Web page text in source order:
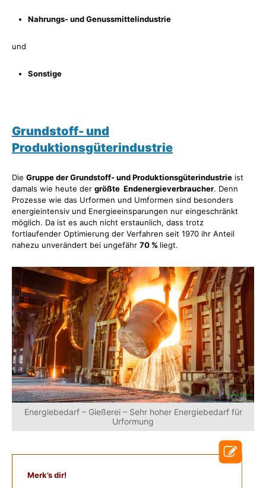
Nahrungs- und Genussmittelindustrie
und
Sonstige
Grundstoff- und
Produktionsgüterindustrie
Die Gruppe der Grundstoff- und Produktionsgüterindustrie ist
damals wie heute der größte Endenergieverbraucher. Denn
Prozesse wie das Urformen und Umformen sind besonders
energieintensiv und Energieeinsparungen nur eingeschränkt
möglich. Da ist es auch nicht erstaunlich, dass trotz
fortlaufender Optimierung der Verfahren seit 1970 ihr Anteil
nahezu unverändert bei ungefähr 70 % liegt.
Energiebedarf – Gießerei – Sehr hoher Energiebedarf für
Urformung
Merk’s dir!